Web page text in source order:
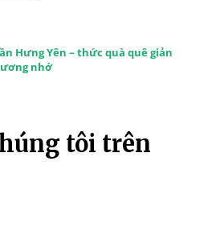
Hưng Yên – thức quà quê giản
nhớ
tôi trên